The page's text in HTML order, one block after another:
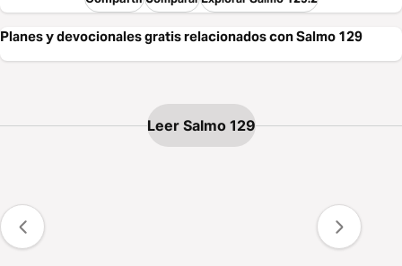
Planes y devocionales gratis relacionados con Salmo 129
Leer Salmo 129